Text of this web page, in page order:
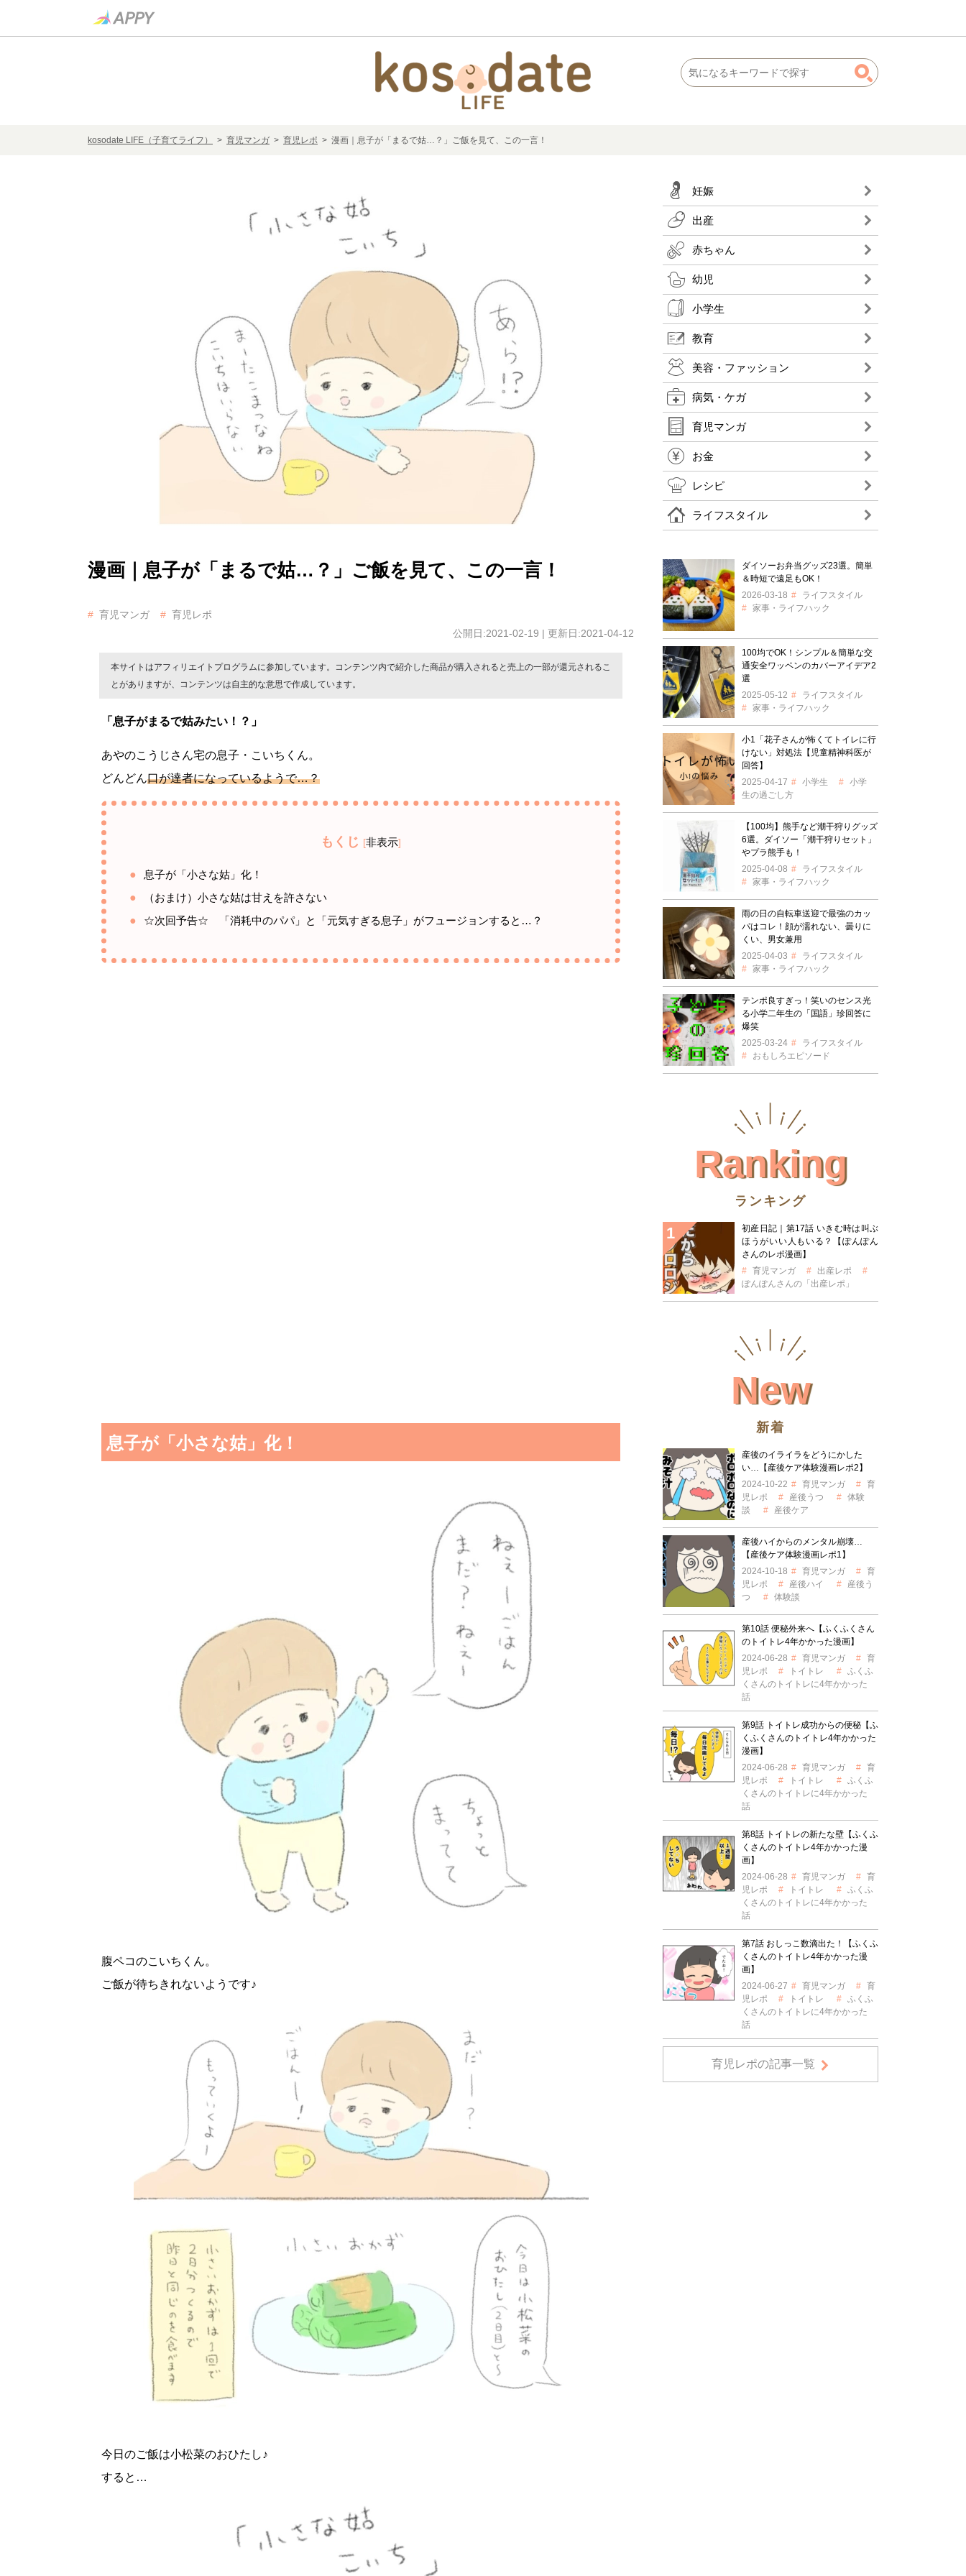
kosodate LIFE（子育てライフ） > 育児マンガ > 育児レポ > 漫画｜息子が「まるで姑…？」ご飯を見て、この一言！
漫画｜息子が「まるで姑…？」ご飯を見て、この一言！
育児マンガ
育児レポ
公開日:2021-02-19 | 更新日:2021-04-12
本サイトはアフィリエイトプログラムに参加しています。コンテンツ内で紹介した商品が購入されると売上の一部が還元されるこ
とがありますが、コンテンツは自主的な意思で作成しています。
「息子がまるで姑みたい！？」
あやのこうじさん宅の息子・こいちくん。
どんどん口が達者になっているようで…？
もくじ [非表示]
息子が「小さな姑」化！
（おまけ）小さな姑は甘えを許さない
☆次回予告☆ 「消耗中のパパ」と「元気すぎる息子」がフュージョンすると…？
息子が「小さな姑」化！
腹ペコのこいちくん。
ご飯が待ちきれないようです♪
今日のご飯は小松菜のおひたし♪
すると…
妊娠
出産
赤ちゃん
幼児
小学生
教育
美容・ファッション
病気・ケガ
育児マンガ
お金
レシピ
ライフスタイル
ダイソーお弁当グッズ23選。簡単
＆時短で遠足もOK！
2026-03-18
ライフスタイル
家事・ライフハック
100均でOK！シンプル＆簡単な交
通安全ワッペンのカバーアイデア2
選
2025-05-12
ライフスタイル
家事・ライフハック
小1「花子さんが怖くてトイレに行
けない」対処法【児童精神科医が
回答】
2025-04-17
小学生
小学
生の過ごし方
【100均】熊手など潮干狩りグッズ
6選。ダイソー「潮干狩りセット」
やプラ熊手も！
2025-04-08
ライフスタイル
家事・ライフハック
雨の日の自転車送迎で最強のカッ
パはコレ！顔が濡れない、曇りに
くい、男女兼用
2025-04-03
ライフスタイル
家事・ライフハック
テンポ良すぎっ！笑いのセンス光
る小学二年生の「国語」珍回答に
爆笑
2025-03-24
ライフスタイル
おもしろエピソード
Ranking
ランキング
初産日記｜第17話 いきむ時は叫ぶ
ほうがいい人もいる？【ぽんぽん
さんのレポ漫画】
育児マンガ
出産レポ
ぽんぽんさんの「出産レポ」
New
新着
産後のイライラをどうにかした
い…【産後ケア体験漫画レポ2】
2024-10-22
育児マンガ
育
児レポ
産後うつ
体験
談
産後ケア
産後ハイからのメンタル崩壊…
【産後ケア体験漫画レポ1】
2024-10-18
育児マンガ
育
児レポ
産後ハイ
産後う
つ
体験談
第10話 便秘外来へ【ふくふくさん
のトイトレ4年かかった漫画】
2024-06-28
育児マンガ
育
児レポ
トイトレ
ふくふ
くさんのトイトレに4年かかった
話
第9話 トイトレ成功からの便秘【ふ
くふくさんのトイトレ4年かかった
漫画】
2024-06-28
育児マンガ
育
児レポ
トイトレ
ふくふ
くさんのトイトレに4年かかった
話
第8話 トイトレの新たな壁【ふくふ
くさんのトイトレ4年かかった漫
画】
2024-06-28
育児マンガ
育
児レポ
トイトレ
ふくふ
くさんのトイトレに4年かかった
話
第7話 おしっこ数滴出た！【ふくふ
くさんのトイトレ4年かかった漫
画】
2024-06-27
育児マンガ
育
児レポ
トイトレ
ふくふ
くさんのトイトレに4年かかった
話
育児レポの記事一覧